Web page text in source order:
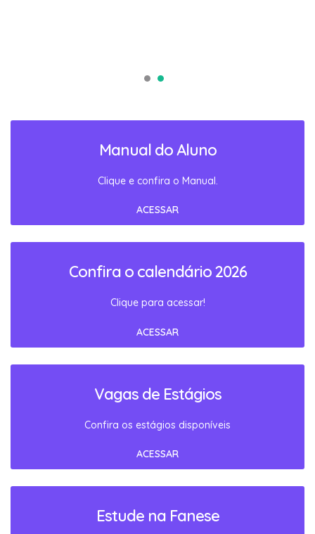
Manual do Aluno
Clique e confira o Manual.
ACESSAR
Confira o calendário 2026
Clique para acessar!
ACESSAR
Vagas de Estágios
Confira os estágios disponíveis
ACESSAR
Estude na Fanese